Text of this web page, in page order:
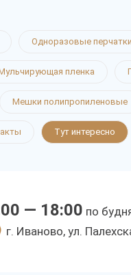
Одноразовые перчатки
пленка
Мешки полипропиленовые
Тут интересно
— 18:00 по
г. Иваново, ул.